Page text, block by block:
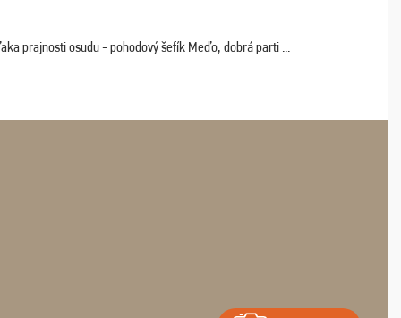
prajnosti osudu - pohodový šefík Meďo, dobrá parti ...